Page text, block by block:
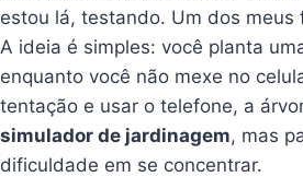
estou lá, testando. Um dos meus
A ideia é simples: você planta
enquanto você não mexe no
tentação e usar o telefone, a
simulador de jardinagem, mas
dificuldade em se concentrar.